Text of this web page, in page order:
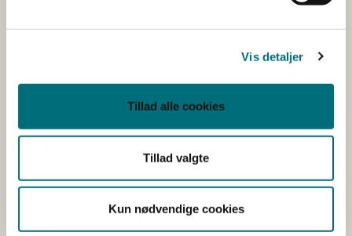
Vis detaljer
Tillad alle cookies
Tillad valgte
Kun nødvendige cookies
Formålet med skoleordningen for frugt og -grønt er at
fremme sunde kostvaner hos børn, styrke deres adgang
til frugt og- grønt, og øge viden om landbrug, ernæring
udvalgte frugter og grøntsager til børn, der er
indskrevet på uddannelsesinstitutioner. Tilskud kan
søges af bl.a. uddannelsesinstitutioner, leverandører af